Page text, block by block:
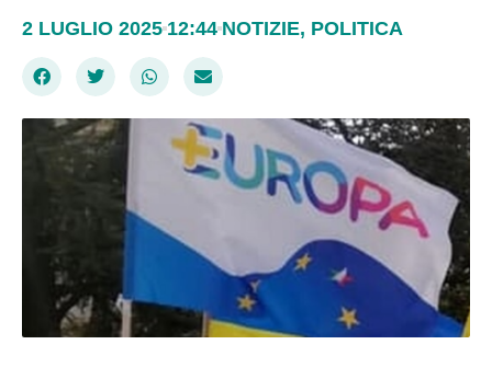
2 LUGLIO 2025 12:44 NOTIZIE, POLITICA